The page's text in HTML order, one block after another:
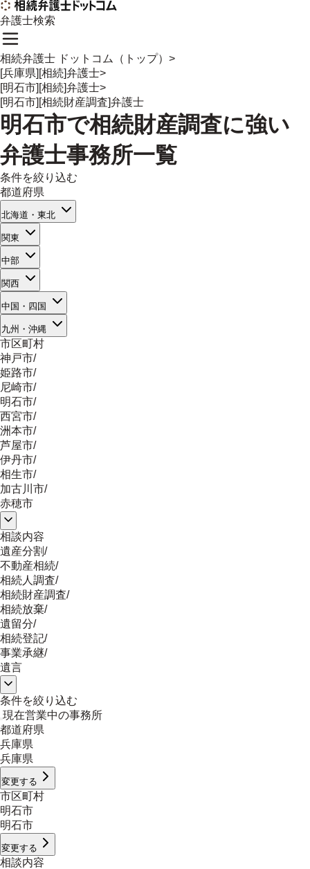
弁護士検索
相続弁護士 ドットコム（トップ） >
[兵庫県][相続]弁護士>
[明石市][相続]弁護士>
[明石市][相続財産調査]弁護士
明石市で相続財産調査に強い
弁護士事務所一覧
条件を絞り込む
都道府県
北海道・東北
関東
中部
関西
中国・四国
九州・沖縄
市区町村
神戸市/
姫路市/
尼崎市/
明石市/
西宮市/
洲本市/
芦屋市/
伊丹市/
相生市/
加古川市/
赤穂市
相談内容
遺産分割/
不動産相続/
相続人調査/
相続財産調査/
相続放棄/
遺留分/
相続登記/
事業承継/
遺言
条件を絞り込む
現在営業中の事務所
都道府県
兵庫県
兵庫県
変更する
市区町村
明石市
明石市
変更する
相談内容